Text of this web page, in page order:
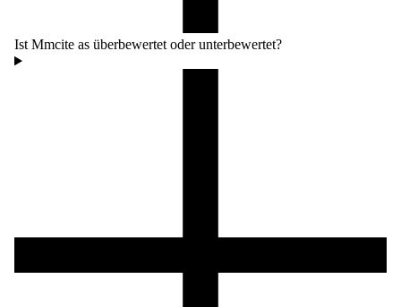
Ist Mmcite as überbewertet oder unterbewertet?